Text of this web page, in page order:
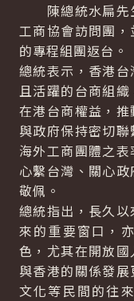
陳總統水扁先
工商協會訪問團
的專程組團返台。
總統表示，香港
且活躍的台商組
在港台商權益，
與政府保持密切
海外工商團體之
心繫台灣、關心
敬佩。
總統指出，長久
來的重要窗口，
色，尤其在開放
與香港的關係發
文化等民間的往